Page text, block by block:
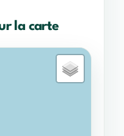
la carte